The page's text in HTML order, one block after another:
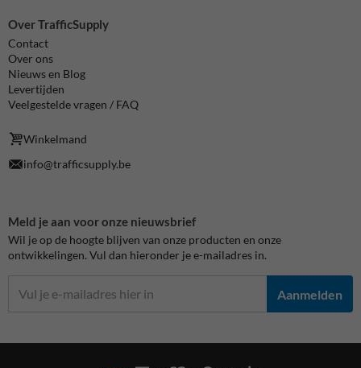
Over TrafficSupply
Contact
Over ons
Nieuws en Blog
Levertijden
Veelgestelde vragen / FAQ
Winkelmand
info@trafficsupply.be
Meld je aan voor onze nieuwsbrief
Wil je op de hoogte blijven van onze producten en onze
ontwikkelingen. Vul dan hieronder je e-mailadres in.
Aanmelden